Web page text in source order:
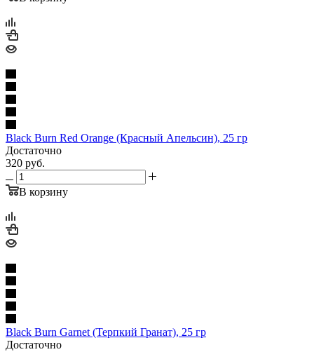
Black Burn Red Orange (Красный Апельсин), 25 гр
Достаточно
320 руб.
В корзину
Black Burn Garnet (Терпкий Гранат), 25 гр
Достаточно